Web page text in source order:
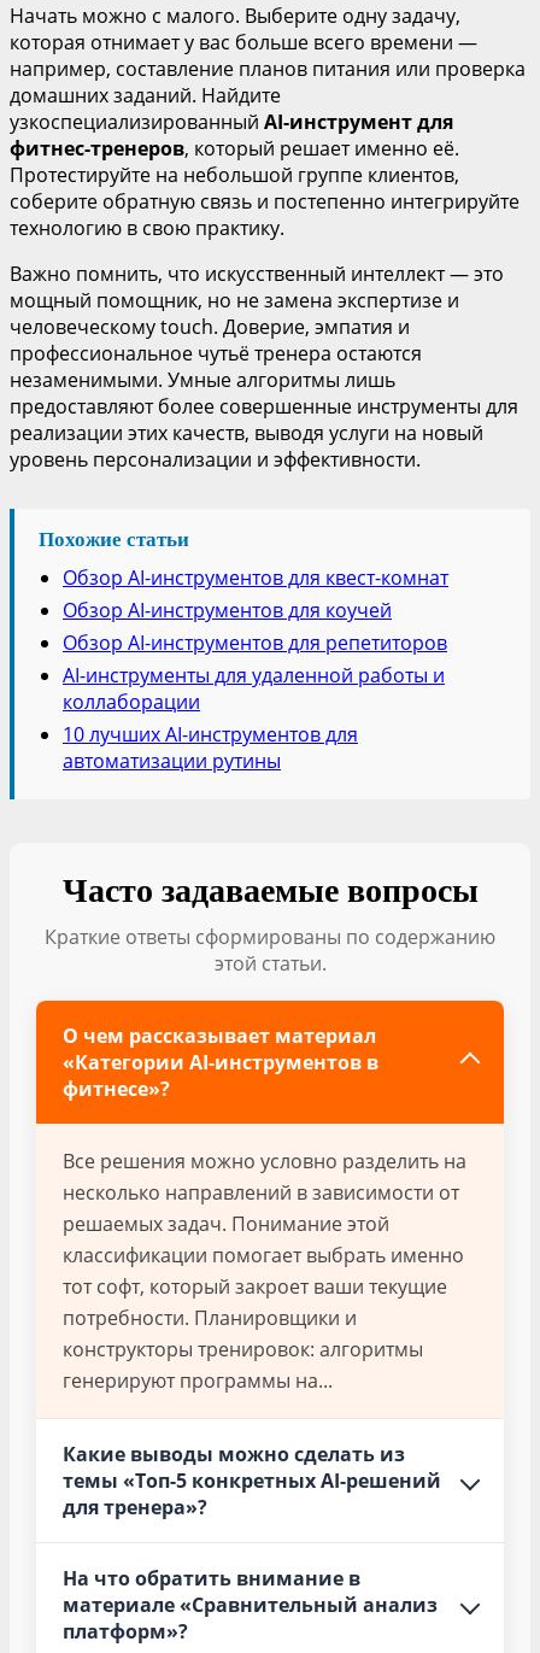
Начать можно с малого. Выберите одну задачу,
которая отнимает у вас больше всего времени —
например, составление планов питания или проверка
домашних заданий. Найдите
узкоспециализированный AI-инструмент для
фитнес-тренеров, который решает именно её.
Протестируйте на небольшой группе клиентов,
соберите обратную связь и постепенно интегрируйте
технологию в свою практику.
Важно помнить, что искусственный интеллект — это
мощный помощник, но не замена экспертизе и
человеческому touch. Доверие, эмпатия и
профессиональное чутьё тренера остаются
незаменимыми. Умные алгоритмы лишь
предоставляют более совершенные инструменты для
реализации этих качеств, выводя услуги на новый
уровень персонализации и эффективности.
Похожие статьи
Обзор AI-инструментов для квест-комнат
Обзор AI-инструментов для коучей
Обзор AI-инструментов для репетиторов
AI-инструменты для удаленной работы и
коллаборации
10 лучших AI-инструментов для
автоматизации рутины
Часто задаваемые вопросы
Краткие ответы сформированы по содержанию
этой статьи.
О чем рассказывает материал
«Категории AI-инструментов в
фитнесе»?
Все решения можно условно разделить на
несколько направлений в зависимости от
решаемых задач. Понимание этой
классификации помогает выбрать именно
тот софт, который закроет ваши текущие
потребности. Планировщики и
конструкторы тренировок: алгоритмы
генерируют программы на...
Какие выводы можно сделать из
темы «Топ-5 конкретных AI-решений
для тренера»?
На что обратить внимание в
материале «Сравнительный анализ
платформ»?